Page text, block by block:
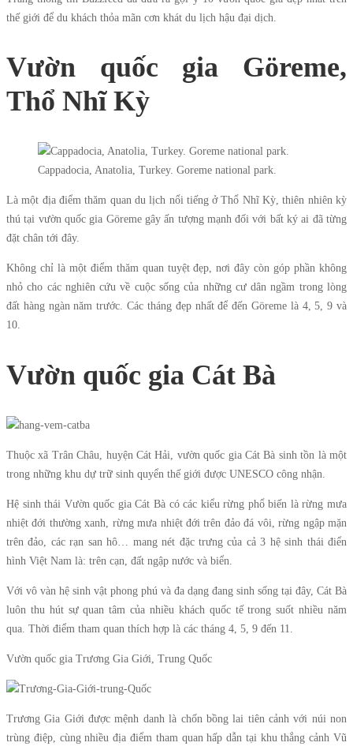
thế giới để du khách thỏa mãn cơn khát du lịch hậu đại dịch.
Vườn quốc gia Göreme,
Thổ Nhĩ Kỳ
Cappadocia, Anatolia, Turkey. Goreme national park.
Là một địa điểm thăm quan du lịch nổi tiếng ở Thổ Nhĩ Kỳ, thiên nhiên kỳ
thú tại vườn quốc gia Göreme gây ấn tượng mạnh đối với bất ký ai đã từng
đặt chân tới đây.
Không chỉ là một điểm thăm quan tuyệt đẹp, nơi đây còn góp phần không
nhỏ cho các nghiên cứu về cuộc sống của những cư dân ngầm trong lòng
đất hàng ngàn năm trước. Các tháng đẹp nhất để đến Göreme là 4, 5, 9 và
10.
Vườn quốc gia Cát Bà
Thuộc xã Trân Châu, huyện Cát Hải, vườn quốc gia Cát Bà sinh tồn là một
trong những khu dự trữ sinh quyển thế giới được UNESCO công nhận.
Hệ sinh thái Vườn quốc gia Cát Bà có các kiểu rừng phổ biến là rừng mưa
nhiệt đới thường xanh, rừng mưa nhiệt đới trên đảo đá vôi, rừng ngập mặn
trên đảo, các rạn san hô… mang nét đặc trưng của cả 3 hệ sinh thái điển
hình Việt Nam là: trên cạn, đất ngập nước và biển.
Với vô vàn hệ sinh vật phong phú và đa dạng đang sinh sống tại đây, Cát Bà
luôn thu hút sự quan tâm của nhiều khách quốc tế trong suốt nhiều năm
qua. Thời điểm tham quan thích hợp là các tháng 4, 5, 9 đến 11.
Vườn quốc gia Trương Gia Giới, Trung Quốc
Trương Gia Giới được mệnh danh là chốn bồng lai tiên cảnh với núi non
trùng điệp, cùng nhiều địa điểm tham quan hấp dẫn tại khu thắng cảnh Vũ